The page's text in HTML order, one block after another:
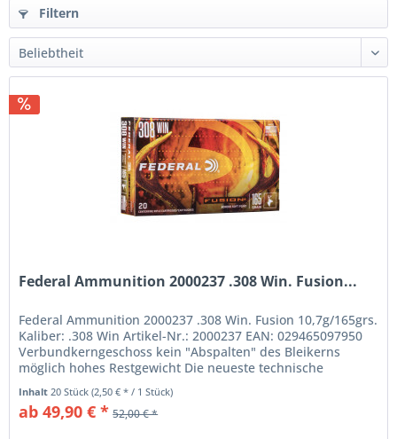
Filtern
Federal Ammunition 2000237 .308 Win. Fusion...
Federal Ammunition 2000237 .308 Win. Fusion 10,7g/165grs.
Kaliber: .308 Win Artikel-Nr.: 2000237 EAN: 029465097950
Verbundkerngeschoss kein "Abspalten" des Bleikerns
möglich hohes Restgewicht Die neueste technische
Inhalt20 Stück(2,50 € * / 1 Stück)
ab 49,90 € * 52,00 € *